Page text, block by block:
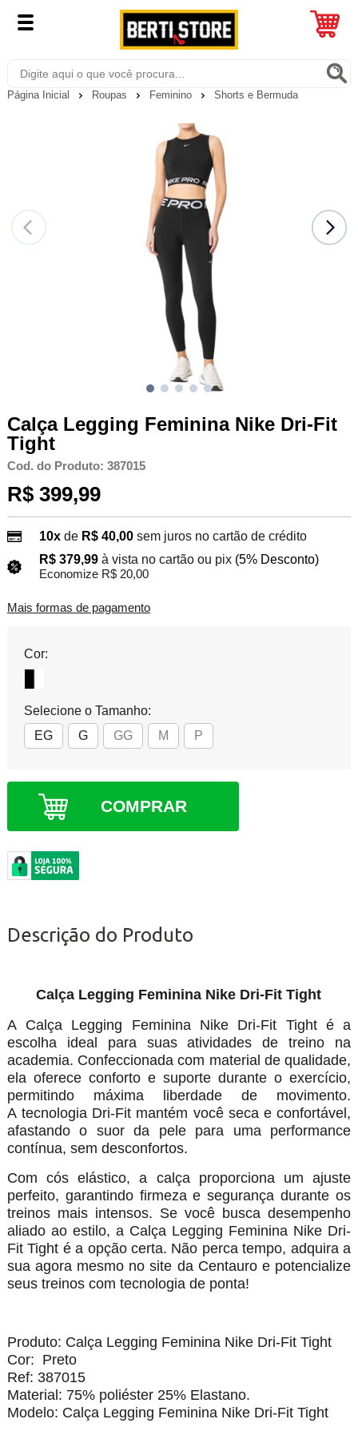
Página Inicial Roupas Feminino Shorts e Bermuda
Calça Legging Feminina Nike Dri-Fit
Tight
Cod. do Produto: 387015
R$ 399,99
10xde R$ 40,00 sem juros no cartão de crédito
R$ 379,99 à vista no cartão ou pix (5% Desconto)
Economize R$ 20,00
Mais formas de pagamento
Cor:
Selecione o Tamanho:
EG
G GG M P
COMPRAR
Descrição do Produto
Calça Legging Feminina Nike Dri-Fit Tight
A Calça Legging Feminina Nike Dri-Fit Tight é a
escolha ideal para suas atividades de treino na
academia. Confeccionada com material de qualidade,
ela oferece conforto e suporte durante o exercício,
permitindo máxima liberdade de movimento.
A tecnologia Dri-Fit mantém você seca e confortável,
afastando o suor da pele para uma performance
contínua, sem desconfortos.
Com cós elástico, a calça proporciona um ajuste
perfeito, garantindo firmeza e segurança durante os
treinos mais intensos. Se você busca desempenho
aliado ao estilo, a Calça Legging Feminina Nike Dri-
Fit Tight é a opção certa. Não perca tempo, adquira a
sua agora mesmo no site da Centauro e potencialize
seus treinos com tecnologia de ponta!
Produto: Calça Legging Feminina Nike Dri-Fit Tight
Cor: Preto
Ref: 387015
Material: 75% poliéster 25% Elastano.
Modelo: Calça Legging Feminina Nike Dri-Fit Tight